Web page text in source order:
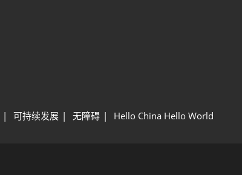
可持续发展 无障碍 Hello China Hello World